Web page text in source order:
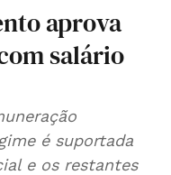
aprova
salário
é suportada
e os restantes